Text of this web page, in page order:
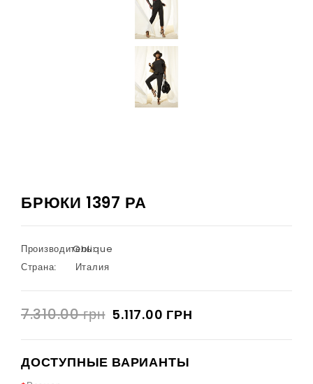
БРЮКИ 1397 РА
Производитель:
Oblique
Страна:
Италия
7.310.00 грн 5.117.00 ГРН
ДОСТУПНЫЕ ВАРИАНТЫ